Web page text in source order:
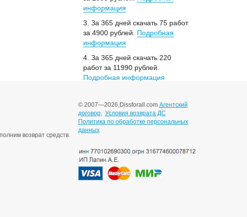
информация
3. За 365 дней скачать 75 работ
за 4900 рублей. Подробная
информация
4. За 365 дней скачать 220
работ за 11990 рублей.
Подробная информация
возврат средств.
© 2007—2026,Dissforall.com Агентский
договор, Условия возврата ДС
Политика по обработке персональных
данных